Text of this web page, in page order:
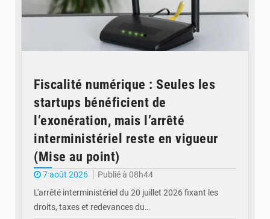
Fiscalité numérique : Seules les
startups bénéficient de
l’exonération, mais l’arrêté
interministériel reste en vigueur
(Mise au point)
7 août 2026
Publié à 08h44
L'arrêté interministériel du 20 juillet 2026 fixant les
droits, taxes et redevances du…